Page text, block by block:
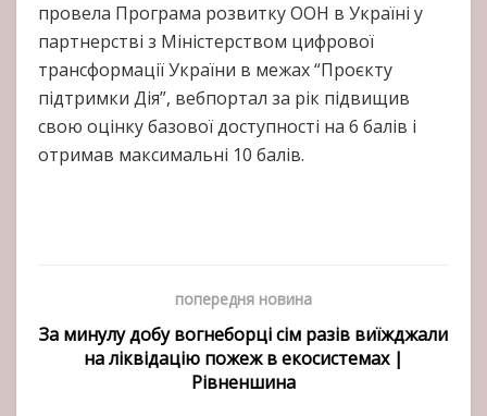
провела Програма розвитку ООН в Україні у
партнерстві з Міністерством цифрової
трансформації України в межах “Проєкту
підтримки Дія”, вебпортал за рік підвищив
свою оцінку базової доступності на 6 балів і
отримав максимальні 10 балів.
попередня новина
За минулу добу вогнеборці сім разів виїжджали
на ліквідацію пожеж в екосистемах |
Рівненшина